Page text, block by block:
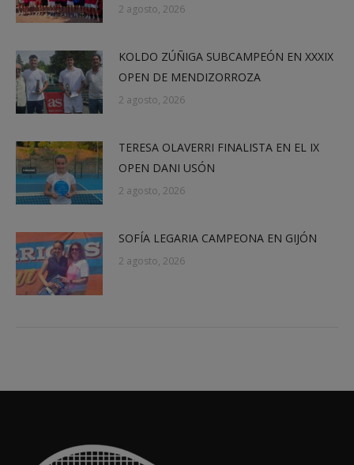
2 agosto, 2026
KOLDO ZÚÑIGA SUBCAMPEÓN EN XXXIX
OPEN DE MENDIZORROZA
2 agosto, 2026
TERESA OLAVERRI FINALISTA EN EL IX
OPEN DANI USÓN
2 agosto, 2026
SOFÍA LEGARIA CAMPEONA EN GIJÓN
2 agosto, 2026